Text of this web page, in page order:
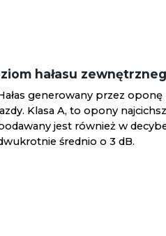
hałasu
generowany przez
Klasa A, to opony
jest również w
średnio o 3 dB.